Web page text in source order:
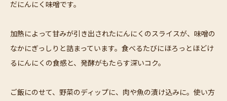
だにんにく味噌です。
加熱によって甘みが引き出されたにんにくのスライスが、味噌の
なかにぎっしりと詰まっています。食べるたびにほろっとほどけ
るにんにくの食感と、発酵がもたらす深いコク。
ご飯にのせて、野菜のディップに、肉や魚の漬け込みに。使い方